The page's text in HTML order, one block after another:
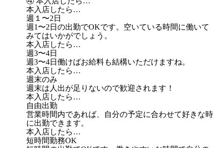
本入店したら…
週１〜2日
週1〜2日の出勤でOKです。空いている時間に働いて
みてはいかがでしょう。
本入店したら…
週3〜4日
週3〜4日働けばお給料も結構いただけますね。
本入店したら…
週末のみ
週末は人出が足りないので歓迎されます！
本入店したら…
自由出勤
営業時間内であれば、自分の予定に合わせて好きな時
に出勤できます。
本入店したら…
短時間勤務OK